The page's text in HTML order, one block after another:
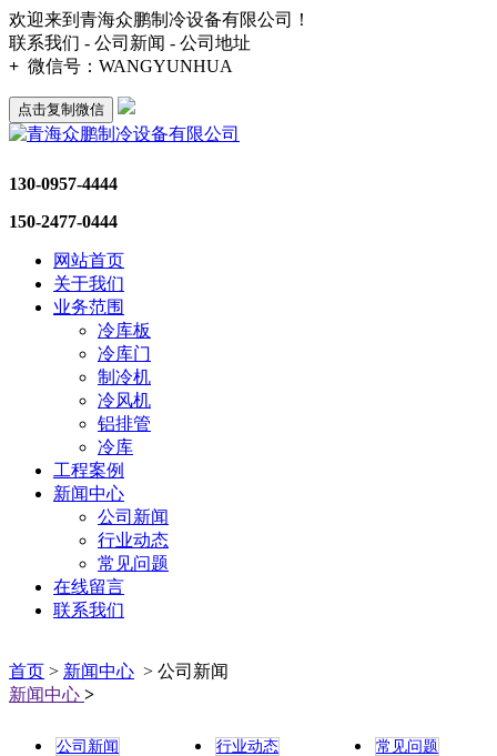
欢迎来到青海众鹏制冷设备有限公司！
联系我们 - 公司新闻 - 公司地址
+ 微信号： WANGYUNHUA
点击复制微信
130-0957-4444
150-2477-0444
网站首页
关于我们
业务范围
冷库板
冷库门
制冷机
冷风机
铝排管
冷库
工程案例
新闻中心
公司新闻
行业动态
常见问题
在线留言
联系我们
首页 > 新闻中心 > 公司新闻
新闻中心 >
公司新闻 行业动态 常见问题